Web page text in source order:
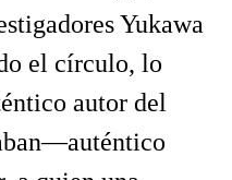
Yukawa
el círculo, lo
autor del